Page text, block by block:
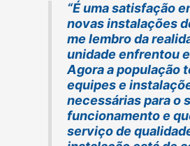
“É uma satisfação
novas instalações
me lembro da
unidade enfrentou
Agora a população
equipes e
necessárias para o
funcionamento e
serviço de